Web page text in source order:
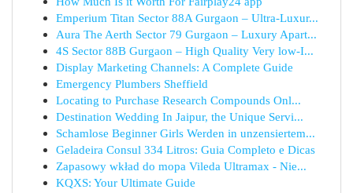
Emperium Titan Sector 88A Gurgaon – Ultra-Luxur...
Aura The Aerth Sector 79 Gurgaon – Luxury Apart...
4S Sector 88B Gurgaon – High Quality Very low-I...
Display Marketing Channels: A Complete Guide
Emergency Plumbers Sheffield
Locating to Purchase Research Compounds Onl...
Destination Wedding In Jaipur, the Unique Servi...
Schamlose Beginner Girls Werden in unzensiertem...
Geladeira Consul 334 Litros: Guia Completo e Dicas
Zapasowy wkład do mopa Vileda Ultramax - Nie...
KQXS: Your Ultimate Guide